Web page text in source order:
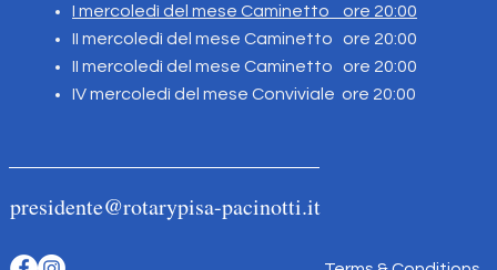
I mercoledì del mese Caminetto ore 20:00
II mercoledì del mese Caminetto ore 20:00
II mercoledì del mese Caminetto ore 20:00
IV mercoledì del mese Conviviale ore 20:00
presidente@rotarypisa-pacinotti.it